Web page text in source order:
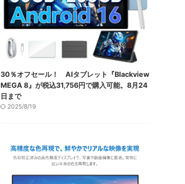
30％オフセール！ AIタブレット『Blackview
MEGA 8』が税込31,756円で購入可能。8月24
日まで
2025/8/19